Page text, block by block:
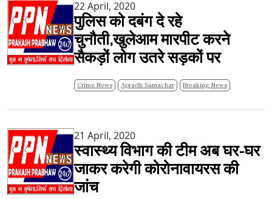
22 April, 2020
पुलिस को दबंग दे रहे
चुनौती,खुलेआम मारपीट करने
सैकड़ों लोग उतरे सड़कों पर
Crime News Apradh Samachar Breaking News
21 April, 2020
स्वास्थ्य विभाग की टीम अब घर-घर
जाकर करेगी कोरोनावायरस की
जांच